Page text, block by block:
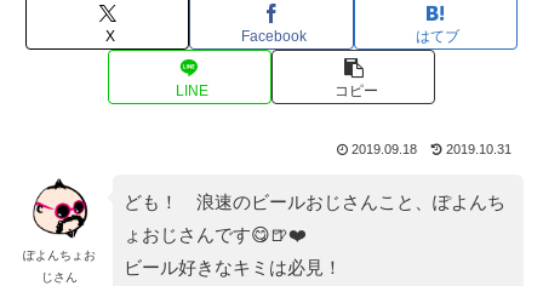
X Facebook はてブ
LINE コピー
2019.09.18 2019.10.31
ぽよんちょお
じさん
ども！ 浪速のビールおじさんこと、ぽよんち
ょおじさんです😋🍺❤️
ビール好きなキミは必見！